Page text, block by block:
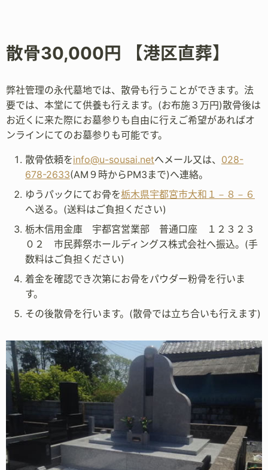
散骨30,000円 【港区直葬】
弊社管理の永代墓地では、散骨も行うことができます。法
要では、本堂にて供養も行えます。(お布施３万円)散骨後は
お近くに来た際にお墓参りも自由に行えご希望があればオ
ンラインにてのお墓参りも可能です。
散骨依頼をinfo@u-sousai.netへメール又は、 028-
678-2633(AM９時からPM3まで)へ連絡。
ゆうパックにてお骨を栃木県宇都宮市大和１－８－６
へ送る。(送料はご負担ください)
栃木信用金庫 宇都宮営業部 普通口座 １２３２３
０２ 市民葬祭ホールディングス株式会社へ振込。(手
数料はご負担ください)
着金を確認でき次第にお骨をパウダー粉骨を行いま
す。
その後散骨を行います。(散骨では立ち合いも行えます)